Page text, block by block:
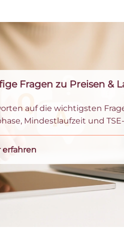
Fragen zu Preisen &
auf die wichtigsten
Mindestlaufzeit und
erfahren